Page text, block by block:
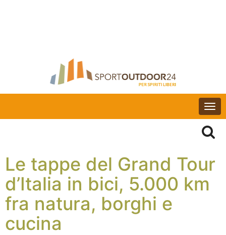
Le tappe del Grand Tour
d’Italia in bici, 5.000 km
fra natura, borghi e
cucina